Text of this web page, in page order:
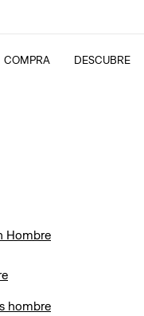
COMPRA DESCUBRE
Hombre
hombre